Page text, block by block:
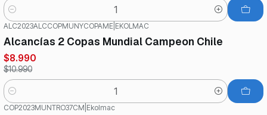
Cantidad
ALC2023ALCCOPMUNYCOPAME EKOLMAC
Alcancías 2 Copas Mundial Campeon Chile
$8.990
$10.990
Cantidad
COP2023MUNTRO37CM Ekolmac